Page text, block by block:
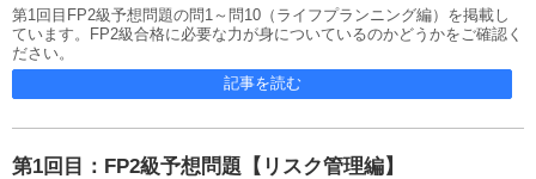
第1回目FP2級予想問題の問1～問10（ライフプランニング編）を掲載し
ています。FP2級合格に必要な力が身についているのかどうかをご確認く
ださい。
記事を読む
第1回目：FP2級予想問題【リスク管理編】